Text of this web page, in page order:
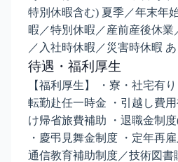
特別休暇含む) 夏季／年末年
暇／特別休暇／産前産後休
／入社時休暇／災害時休暇 あ
待遇・福利厚生
【福利厚生】 ・寮・社宅有
転勤赴任一時金 ・引越し費
け帰省旅費補助 ・退職金制
・慶弔見舞金制度 ・定年再
通信教育補助制度／技術図書